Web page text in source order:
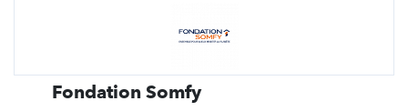
Fondation Somfy